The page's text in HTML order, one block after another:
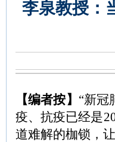
李泉教授：
【编者按】 “新冠
疫、抗疫已经是
道难解的枷锁，